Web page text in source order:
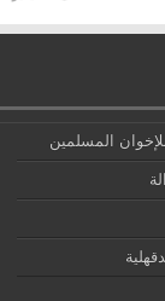
المسلمين